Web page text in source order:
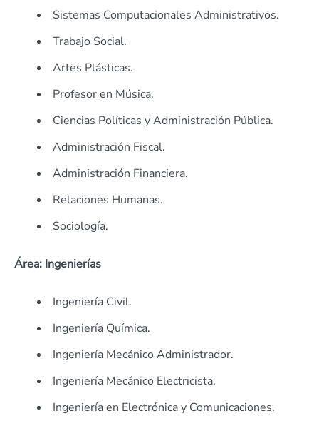
Sistemas Computacionales Administrativos.
Trabajo Social.
Artes Plásticas.
Profesor en Música.
Ciencias Políticas y Administración Pública.
Administración Fiscal.
Administración Financiera.
Relaciones Humanas.
Sociología.
Área: Ingenierías
Ingeniería Civil.
Ingeniería Química.
Ingeniería Mecánico Administrador.
Ingeniería Mecánico Electricista.
Ingeniería en Electrónica y Comunicaciones.